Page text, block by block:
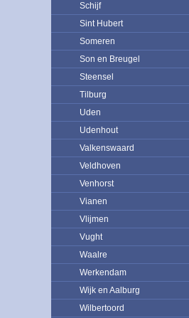
Schijf
Sint Hubert
Someren
Son en Breugel
Steensel
Tilburg
Uden
Udenhout
Valkenswaard
Veldhoven
Venhorst
Vianen
Vlijmen
Vught
Waalre
Werkendam
Wijk en Aalburg
Wilbertoord